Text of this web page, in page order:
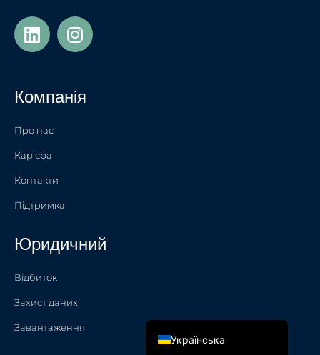
Компанія
Про нас
Кар'єра
Контакти
Підтримка
Юридичний
Відбиток
Захист даних
Завантаження
Українська